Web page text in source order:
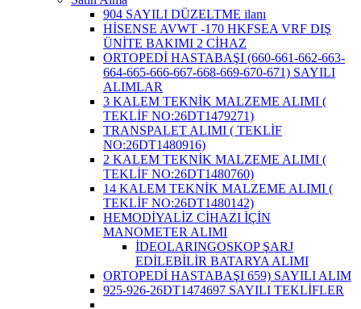
904 SAYILI DÜZELTME ilanı
HİSENSE AVWT -170 HKFSEA VRF DIŞ
ÜNİTE BAKIMI 2 CİHAZ
ORTOPEDİ HASTABAŞI (660-661-662-663-
664-665-666-667-668-669-670-671) SAYILI
ALIMLAR
3 KALEM TEKNİK MALZEME ALIMI (
TEKLİF NO:26DT1479271)
TRANSPALET ALIMI ( TEKLİF
NO:26DT1480916)
2 KALEM TEKNİK MALZEME ALIMI (
TEKLİF NO:26DT1480760)
14 KALEM TEKNİK MALZEME ALIMI (
TEKLİF NO:26DT1480142)
HEMODİYALİZ CİHAZI İÇİN
MANOMETER ALIMI
İDEOLARINGOSKOP ŞARJ
EDİLEBİLİR BATARYA ALIMI
ORTOPEDİ HASTABAŞI 659) SAYILI ALIM
925-926-26DT1474697 SAYILI TEKLİFLER